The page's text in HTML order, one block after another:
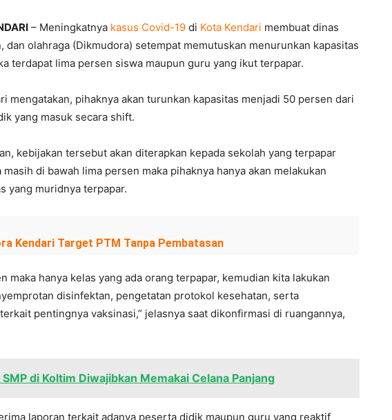
– Meningkatnya kasus Covid-19 di Kota Kendari membuat dinas
dan olahraga (Dikmudora) setempat memutuskan menurunkan kapasitas
terdapat lima persen siswa maupun guru yang ikut terpapar.
mengatakan, pihaknya akan turunkan kapasitas menjadi 50 persen dari
yang masuk secara shift.
kebijakan tersebut akan diterapkan kepada sekolah yang terpapar
di bawah lima persen maka pihaknya hanya akan melakukan
yang muridnya terpapar.
Kendari Target PTM Tanpa Pembatasan
maka hanya kelas yang ada orang terpapar, kemudian kita lakukan
disinfektan, pengetatan protokol kesehatan, serta
pentingnya vaksinasi,” jelasnya saat dikonfirmasi di ruangannya,
di Koltim Diwajibkan Memakai Celana Panjang
laporan terkait adanya peserta didik maupun guru yang reaktif